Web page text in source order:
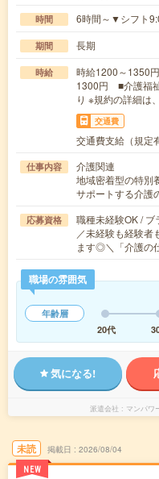
時間 6時間～▼シフト
期間 長期
時給
時給1200～1350
1300円 ■介護福
り ※規約の詳細は
交通費
交通費支給（規定
仕事内容
介護関連
地域密着型の特別
サポートする介護
応募資格
職種未経験OK / ブ
／未経験も経験者
ます◎＼「介護の
職場の雰囲気
年齢層
20代
気になる!
派遣会社 マンパワ
未読
NEW
掲載日 2026/08/04